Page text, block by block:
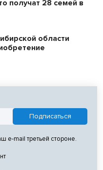
получат 28 семей в
области
e-mail третьей стороне.